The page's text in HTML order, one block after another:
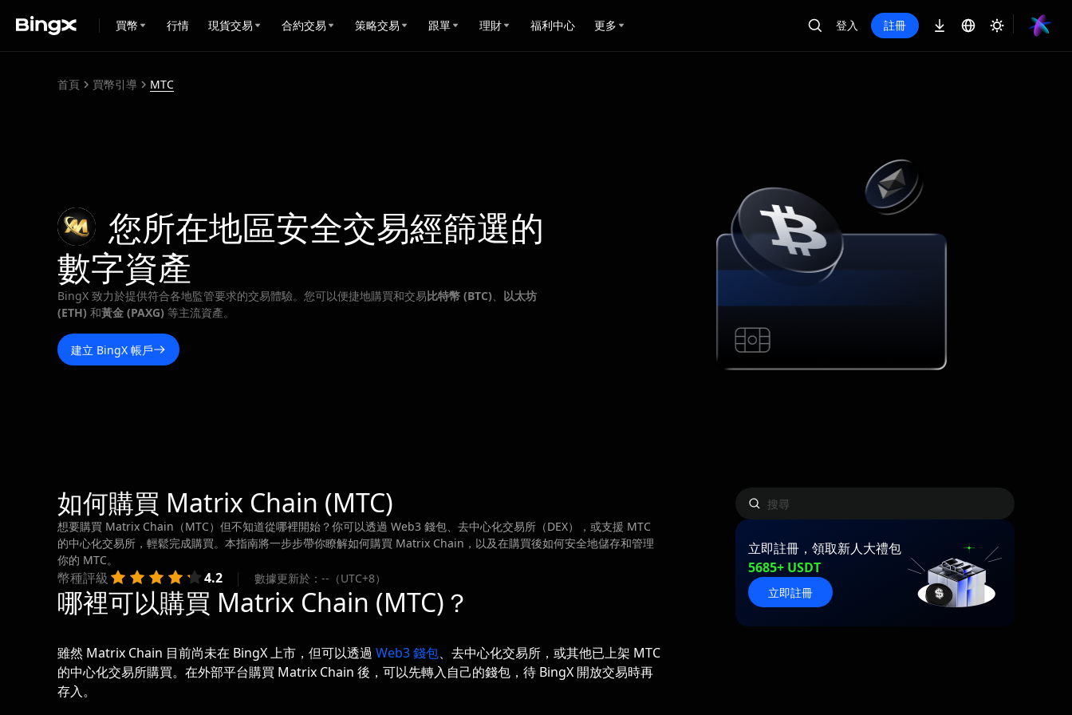
買幣 行情 現貨交易 合約交易 策略交易 跟單 理財 福利中心 更多 登入 註冊
首頁 買幣引導 MTC
您所在地區安全交易經篩選的
數字資產
BingX 致力於提供符合各地監管要求的交易體驗。您可以便捷地購買和交易比特幣 (BTC)、 以太坊
(ETH) 和黃金 (PAXG) 等主流資產。
建立 BingX 帳戶
如何購買 Matrix Chain (MTC)
想要購買 Matrix Chain（MTC）但不知道從哪裡開始？你可以透過 Web3 錢包、去中心化交易所（DEX），或支援 MTC
的中心化交易所，輕鬆完成購買。本指南將一步步帶你瞭解如何購買 Matrix Chain，以及在購買後如何安全地儲存和管理
你的 MTC。
幣種評級 4.2 數據更新於：--（UTC+8）
哪裡可以購買 Matrix Chain (MTC)？
雖然 Matrix Chain 目前尚未在 BingX 上市，但可以透過 Web3 錢包、去中心化交易所，或其他已上架 MTC
的中心化交易所購買。在外部平台購買 Matrix Chain 後，可以先轉入自己的錢包，待 BingX 開放交易時再
存入。
立即註冊，領取新人大禮包
5685+ USDT
立即註冊